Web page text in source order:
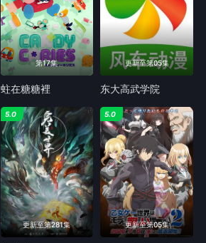
第17集
蛀在糖糖裡
更新至第05集
东大高武学院
更新至第281集
5.0
更新至第05集
5.0